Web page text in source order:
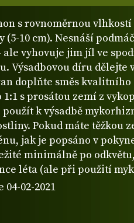
s rovnoměrnou
10 cm). Nesnáší
ale vyhovuje jim jíl ve
Výsadbovou díru dělejte
doplňte směs
s prosátou zemí z
k výsadbě
Pokud máte těžkou
jak je popsáno v
minimálně po
léta (ale při použití
02-2021